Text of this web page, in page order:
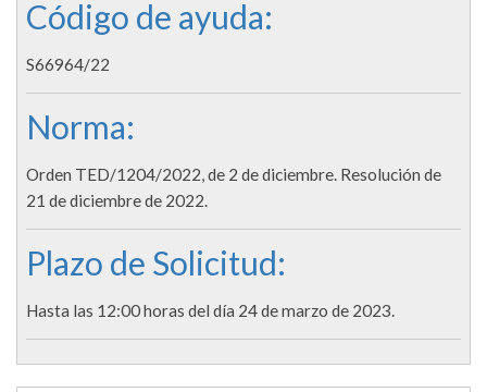
Código de ayuda:
S66964/22
Norma:
Orden TED/1204/2022, de 2 de diciembre. Resolución de
21 de diciembre de 2022.
Plazo de Solicitud:
Hasta las 12:00 horas del día 24 de marzo de 2023.